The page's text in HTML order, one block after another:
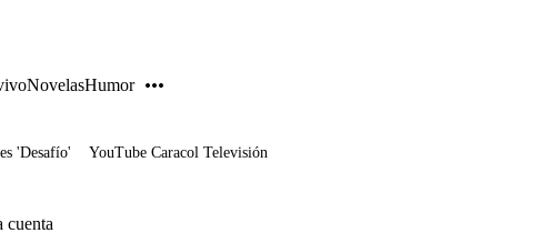
NovelasHumor
'Desafío' YouTube Caracol Televisión
cuenta